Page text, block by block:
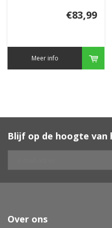
€83,99
Meer info
Blijf op de hoogte
Over ons